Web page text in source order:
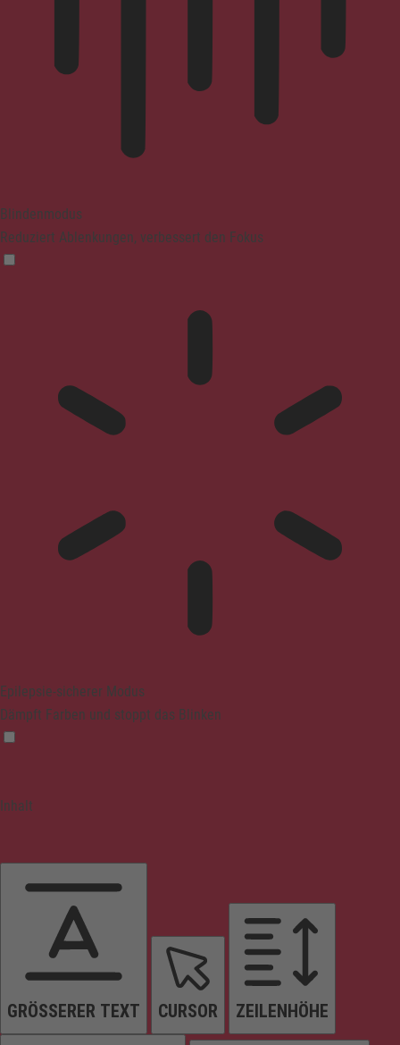
Blindenmodus
Reduziert Ablenkungen, verbessert den Fokus
Epilepsie-sicherer Modus
Dämpft Farben und stoppt das Blinken
Inhalt
GRÖSSERER TEXT CURSOR ZEILENHÖHE